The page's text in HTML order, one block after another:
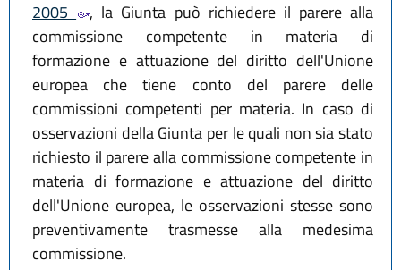
2005
, la Giunta può richiedere il parere alla
commissione competente in materia di
formazione e attuazione del diritto dell'Unione
europea che tiene conto del parere delle
commissioni competenti per materia. In caso di
osservazioni della Giunta per le quali non sia stato
richiesto il parere alla commissione competente in
materia di formazione e attuazione del diritto
dell'Unione europea, le osservazioni stesse sono
preventivamente trasmesse alla medesima
commissione.